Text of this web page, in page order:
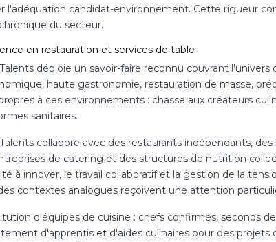
l'adéquation candidat-environnement. Cette rigueur
du secteur.
en restauration et services de table
déploie un savoir-faire reconnu couvrant
haute gastronomie, restauration de masse,
à ces environnements : chasse aux créateurs
sanitaires.
collabore avec des restaurants indépendants,
de catering et des structures de nutrition
à innover, le travail collaboratif et la gestion de la
contextes analogues reçoivent une attention
d'équipes de cuisine : chefs confirmés, seconds
d'apprentis et d'aides culinaires pour des projets